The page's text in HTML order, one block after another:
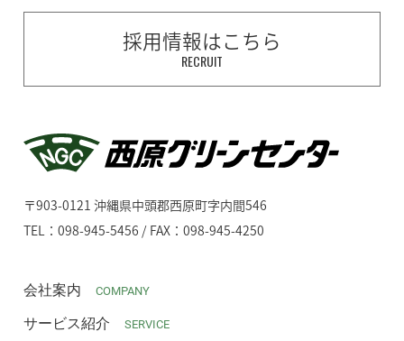
採用情報はこちら
RECRUIT
〒903-0121 沖縄県中頭郡西原町字内間546
TEL：098-945-5456 / FAX：098-945-4250
会社案内 COMPANY
サービス紹介 SERVICE